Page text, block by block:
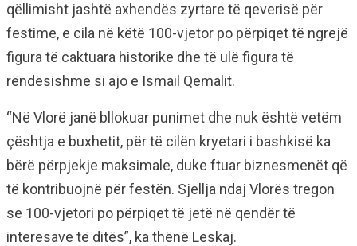
qëllimisht jashtë axhendës zyrtare të qeverisë për
festime, e cila në këtë 100-vjetor po përpiqet të ngrejë
figura të caktuara historike dhe të ulë figura të
rëndësishme si ajo e Ismail Qemalit.
“Në Vlorë janë bllokuar punimet dhe nuk është vetëm
çështja e buxhetit, për të cilën kryetari i bashkisë ka
bërë përpjekje maksimale, duke ftuar biznesmenët që
të kontribuojnë për festën. Sjellja ndaj Vlorës tregon
se 100-vjetori po përpiqet të jetë në qendër të
interesave të ditës”, ka thënë Leskaj.